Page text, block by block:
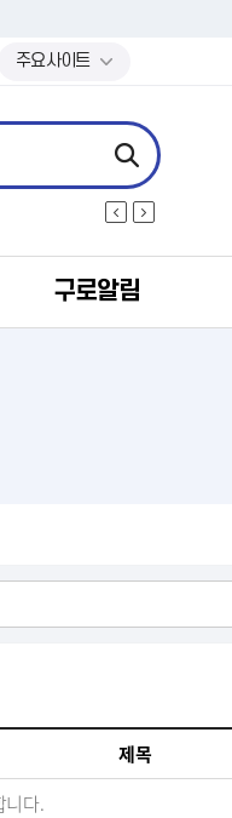
주요사이트
구로알림
제목
니다.